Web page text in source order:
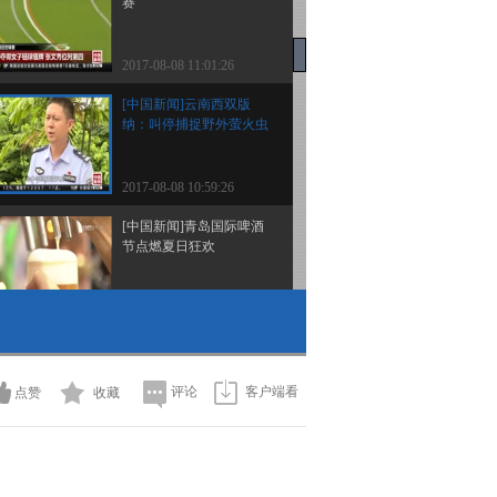
2017-08-08 11:01:26
[中国新闻]云南西双版
纳：叫停捕捉野外萤火虫
2017-08-08 10:59:26
[中国新闻]青岛国际啤酒
节点燃夏日狂欢
2017-08-08 10:53:27
点赞 收藏 评论 客户端看